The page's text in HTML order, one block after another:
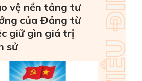
vệ nền tảng tư
của Ðảng từ
giữ gìn giá trị
sử